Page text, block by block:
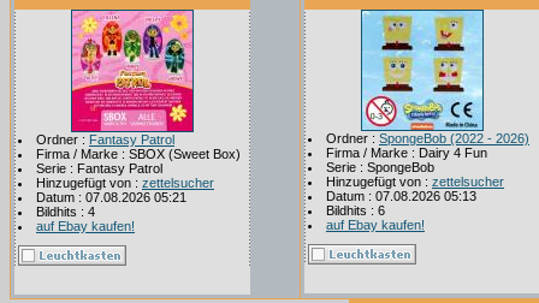
Ordner : Fantasy Patrol
Firma / Marke : SBOX (Sweet Box)
Serie : Fantasy Patrol
Hinzugefügt von : zettelsucher
Datum : 07.08.2026 05:21
Bildhits : 4
auf Ebay kaufen!
Ordner : SpongeBob (2022 - 2026)
Firma / Marke : Dairy 4 Fun
Serie : SpongeBob
Hinzugefügt von : zettelsucher
Datum : 07.08.2026 05:13
Bildhits : 6
auf Ebay kaufen!